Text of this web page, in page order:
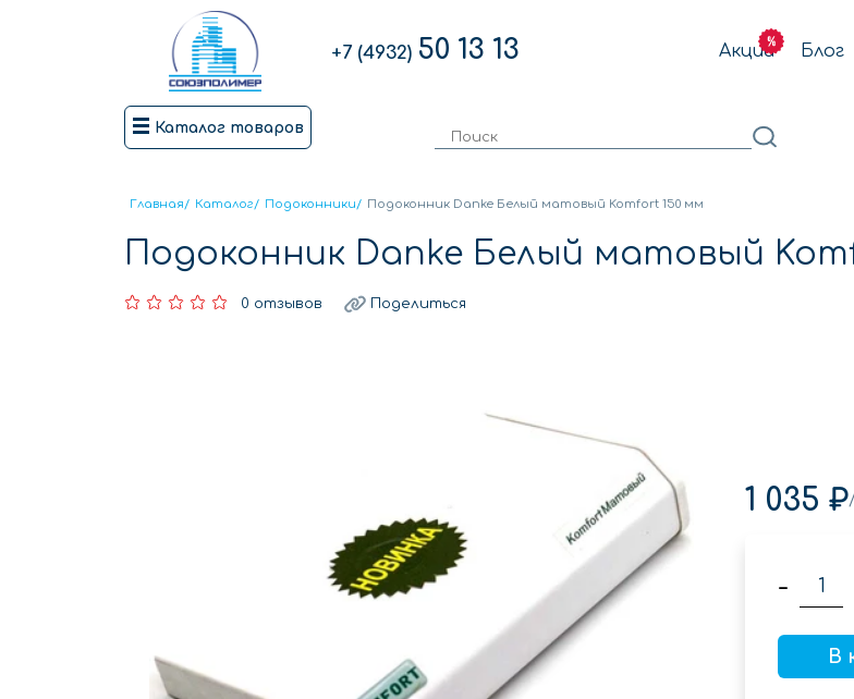
+7 (4932) 50 13 13 Акции Блог
Каталог товаров
Главная/ Каталог/ Подоконники/ Подоконник Danke Белый матовый Komfort 150 мм
Подоконник Danke Белый матовый
0 отзывов Поделиться
1 035 ₽
-
В